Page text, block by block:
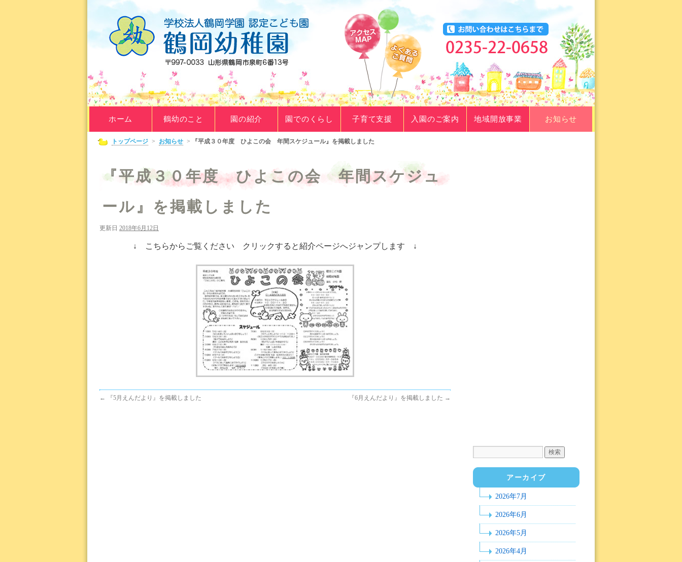
ホーム 鶴幼のこと 園の紹介 園でのくらし 子育て支援 入園のご案内 地域開放事業 お知らせ
トップページ > お知らせ > 『平成３０年度 ひよこの会 年間スケジュール』を掲載しました
『平成３０年度 ひよこの会 年間スケジュ
ール』を掲載しました
更新日 2018年6月12日
↓ こちらからご覧ください クリックすると紹介ページへジャンプします ↓
← 『5月えんだより』を掲載しました 『6月えんだより』を掲載しました →
アーカイブ
2026年7月
2026年6月
2026年5月
2026年4月